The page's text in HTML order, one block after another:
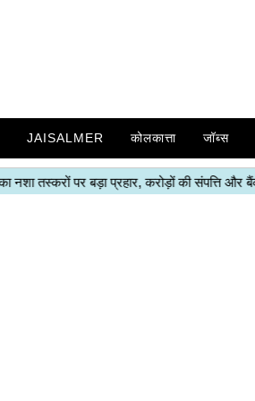
JAISALMER कोलकात्ता जॉब्स